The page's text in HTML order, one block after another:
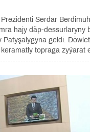
Serdar
hajy däp-dessurlaryny
Patyşalygyna geldi.
topraga zyýarat